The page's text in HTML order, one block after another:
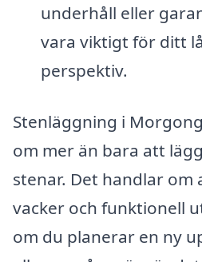
underhåll eller
vara viktigt för ditt
perspektiv.
Stenläggning i
om mer än bara att
stenar. Det handlar om
vacker och funktionell
om du planerar en ny